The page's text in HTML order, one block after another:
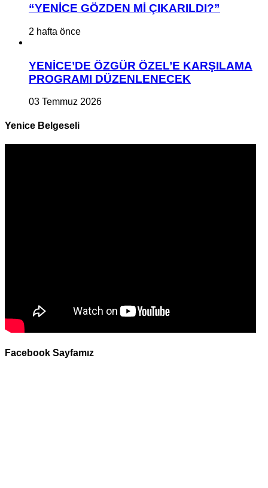
“YENİCE GÖZDEN Mİ ÇIKARILDI?”
2 hafta önce
YENİCE’DE ÖZGÜR ÖZEL’E KARŞILAMA
PROGRAMI DÜZENLENECEK
03 Temmuz 2026
Yenice Belgeseli
Facebook Sayfamız